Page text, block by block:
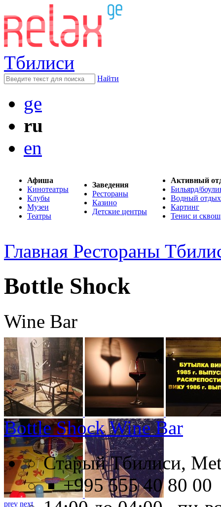
Тбилиси
Найти
ge
ru
en
Афиша
Кинотеатры
Клубы
Музеи
Театры
Заведения
Рестораны
Казино
Детские центры
Активный
Бильярд/
Водный отдых
Картинг
Тенис и сквош
Главная Рестораны
Bottle Shock
Wine Bar
prev next
Bottle Shock Wine Bar
Старый Тбилиси,
+995 555 40 80 00